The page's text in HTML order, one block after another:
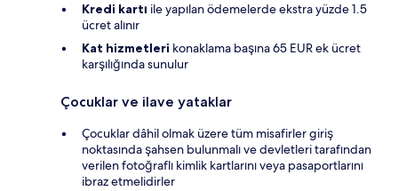
Kredi kartı ile yapılan ödemelerde ekstra yüzde 1.5
ücret alınır
Kat hizmetleri konaklama başına 65 EUR ek ücret
karşılığında sunulur
Çocuklar ve ilave yataklar
Çocuklar dâhil olmak üzere tüm misafirler giriş
noktasında şahsen bulunmalı ve devletleri tarafından
verilen fotoğraflı kimlik kartlarını veya pasaportlarını
ibraz etmelidirler